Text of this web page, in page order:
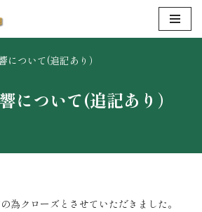
について(追記あり）
について(追記あり）
為クローズとさせていただきました。